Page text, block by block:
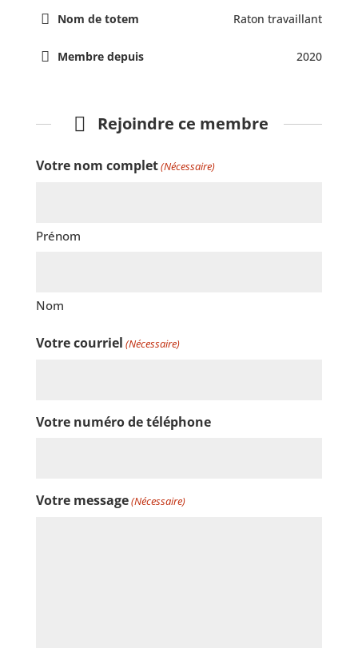
Nom de totem Raton travaillant
Membre depuis 2020
Rejoindre ce membre
Votre nom complet(Nécessaire)
Prénom
Nom
Votre courriel (Nécessaire)
Votre numéro de téléphone
Votre message(Nécessaire)